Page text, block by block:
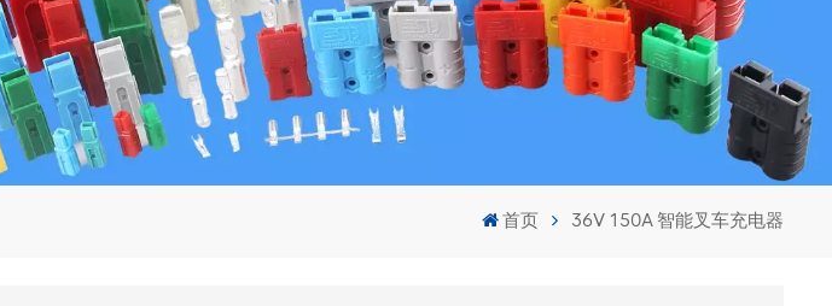
首页 36V 150A 智能叉车充电器